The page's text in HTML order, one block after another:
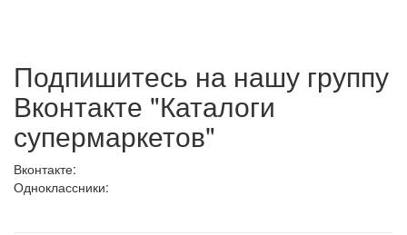
Подпишитесь на нашу группу
Вконтакте "Каталоги
супермаркетов"
Вконтакте:
Одноклассники: